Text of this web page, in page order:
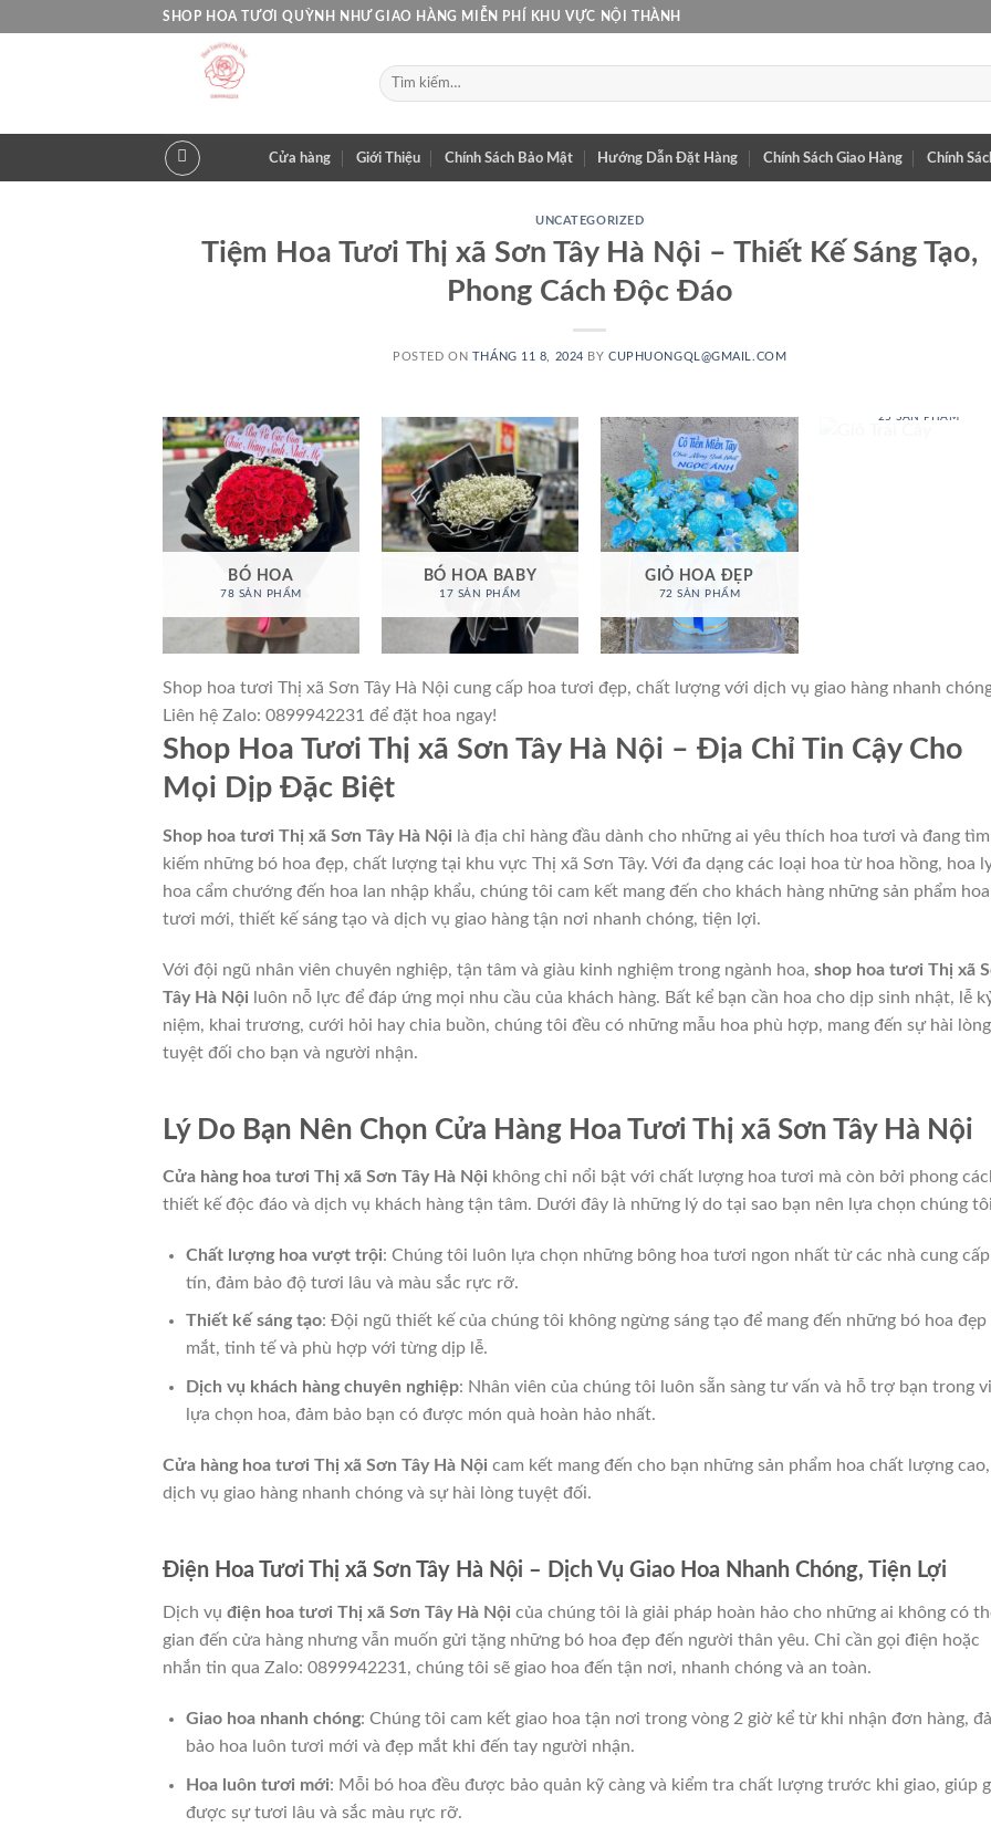
SHOP HOA TƯƠI QUỲNH NHƯ GIAO HÀNG MIỄN PHÍ KHU VỰC NỘI THÀNH
Tìm
kiếm:
Cửa hàng Giới Thiệu Chính Sách Bảo Mật Hướng Dẫn Đặt Hàng Chính Sách Giao Hàng Chính
UNCATEGORIZED
Tiệm Hoa Tươi Thị xã Sơn Tây Hà Nội – Thiết Kế Sáng Tạo,
Phong Cách Độc Đáo
POSTED ON THÁNG 11 8, 2024 BYCUPHUONGQL@GMAIL.COM
BÓ HOA
78 SẢN PHẨM
BÓ HOA BABY
17 SẢN PHẨM
GIỎ HOA ĐẸP
72 SẢN PHẨM
25 SẢN PHẨM
Shop hoa tươi Thị xã Sơn Tây Hà Nội cung cấp hoa tươi đẹp, chất lượng với dịch vụ giao hàng nhanh
Liên hệ Zalo: 0899942231 để đặt hoa ngay!
Shop Hoa Tươi Thị xã Sơn Tây Hà Nội – Địa Chỉ Tin Cậy Cho
Mọi Dịp Đặc Biệt
Shop hoa tươi Thị xã Sơn Tây Hà Nội là địa chỉ hàng đầu dành cho những ai yêu thích hoa tươi và đang tìm
kiếm những bó hoa đẹp, chất lượng tại khu vực Thị xã Sơn Tây. Với đa dạng các loại hoa từ hoa hồng, hoa
hoa cẩm chướng đến hoa lan nhập khẩu, chúng tôi cam kết mang đến cho khách hàng những sản phẩm hoa
tươi mới, thiết kế sáng tạo và dịch vụ giao hàng tận nơi nhanh chóng, tiện lợi.
Với đội ngũ nhân viên chuyên nghiệp, tận tâm và giàu kinh nghiệm trong ngành hoa, shop hoa tươi Thị xã
Tây Hà Nội luôn nỗ lực để đáp ứng mọi nhu cầu của khách hàng. Bất kể bạn cần hoa cho dịp sinh nhật, lễ
niệm, khai trương, cưới hỏi hay chia buồn, chúng tôi đều có những mẫu hoa phù hợp, mang đến sự hài lòng
tuyệt đối cho bạn và người nhận.
Lý Do Bạn Nên Chọn Cửa Hàng Hoa Tươi Thị xã Sơn Tây Hà Nội
Cửa hàng hoa tươi Thị xã Sơn Tây Hà Nội không chỉ nổi bật với chất lượng hoa tươi mà còn bởi phong
thiết kế độc đáo và dịch vụ khách hàng tận tâm. Dưới đây là những lý do tại sao bạn nên lựa chọn chúng
Chất lượng hoa vượt trội: Chúng tôi luôn lựa chọn những bông hoa tươi ngon nhất từ các nhà cung
tín, đảm bảo độ tươi lâu và màu sắc rực rỡ.
Thiết kế sáng tạo: Đội ngũ thiết kế của chúng tôi không ngừng sáng tạo để mang đến những bó hoa đẹp
mắt, tinh tế và phù hợp với từng dịp lễ.
Dịch vụ khách hàng chuyên nghiệp: Nhân viên của chúng tôi luôn sẵn sàng tư vấn và hỗ trợ bạn trong
lựa chọn hoa, đảm bảo bạn có được món quà hoàn hảo nhất.
Cửa hàng hoa tươi Thị xã Sơn Tây Hà Nội cam kết mang đến cho bạn những sản phẩm hoa chất lượng cao,
dịch vụ giao hàng nhanh chóng và sự hài lòng tuyệt đối.
Điện Hoa Tươi Thị xã Sơn Tây Hà Nội – Dịch Vụ Giao Hoa Nhanh Chóng, Tiện Lợi
Dịch vụ điện hoa tươi Thị xã Sơn Tây Hà Nội của chúng tôi là giải pháp hoàn hảo cho những ai không có
gian đến cửa hàng nhưng vẫn muốn gửi tặng những bó hoa đẹp đến người thân yêu. Chỉ cần gọi điện hoặc
nhắn tin qua Zalo: 0899942231, chúng tôi sẽ giao hoa đến tận nơi, nhanh chóng và an toàn.
Giao hoa nhanh chóng: Chúng tôi cam kết giao hoa tận nơi trong vòng 2 giờ kể từ khi nhận đơn hàng,
bảo hoa luôn tươi mới và đẹp mắt khi đến tay người nhận.
Hoa luôn tươi mới: Mỗi bó hoa đều được bảo quản kỹ càng và kiểm tra chất lượng trước khi giao, giúp
được sự tươi lâu và sắc màu rực rỡ.